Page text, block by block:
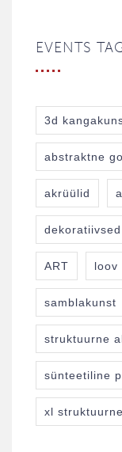
EVENTS
3d
abstraktne
akrüülid
ART loov
samblakunst
struktuurne
sünteetiline
xl